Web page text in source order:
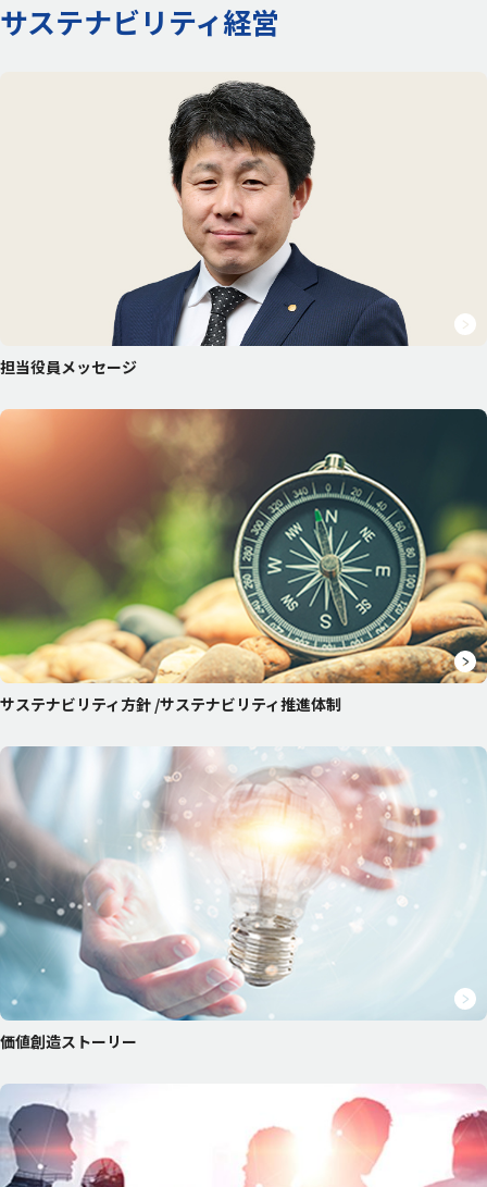
愛三工業のマテリアリティ 統合報告書
GOVERNANCE ガバナンス
IR（投資家情報）
中期経営計画
IR資料室
株式情報
よくあるご質問
ディスクロージャーポリシー
English お問い合わせ
サステナビリティ経営
担当役員メッセージ
サステナビリティ方針 /サステナビリティ推進体制
価値創造ストーリー